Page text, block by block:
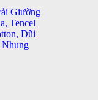
Giường
Tencel
Đũi